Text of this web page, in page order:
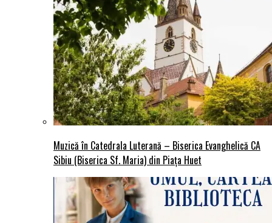
Muzică în Catedrala Luterană – Biserica Evanghelică CA
Sibiu (Biserica Sf. Maria) din Piaţa Huet